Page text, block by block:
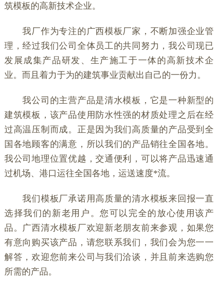
筑模板的高新技术企业。
我厂作为专注的广西模板厂家，不断加强企业管
理，经过我们公司全体员工的共同努力，我公司现已
发展成集产品研发、生产施工于一体的高新技术企
业。而且着力于为的建筑事业贡献出自己的一份力。
我公司的主营产品是清水模板，它是一种新型的
建筑模板，该产品使用防水性强的材质处理之后在经
过高温压制而成。正是因为我们高质量的产品受到全
国各地顾客的满意，所以我们的产品销往全国各地。
我公司地理位置优越，交通便利，可以将产品迅速通
过机场、港口运往全国各地，运送速度*流。
我们模板厂承诺用高质量的清水模板来回报一直
选择我们的新老用户。您可以完全的放心使用该产
品。广西清水模板厂欢迎新老朋友前来参观，如果您
有意向购买该产品，请您联系我们，我们会为您一一
解答，欢迎您前来公司与我们洽谈，并且前来选购您
所需的产品。